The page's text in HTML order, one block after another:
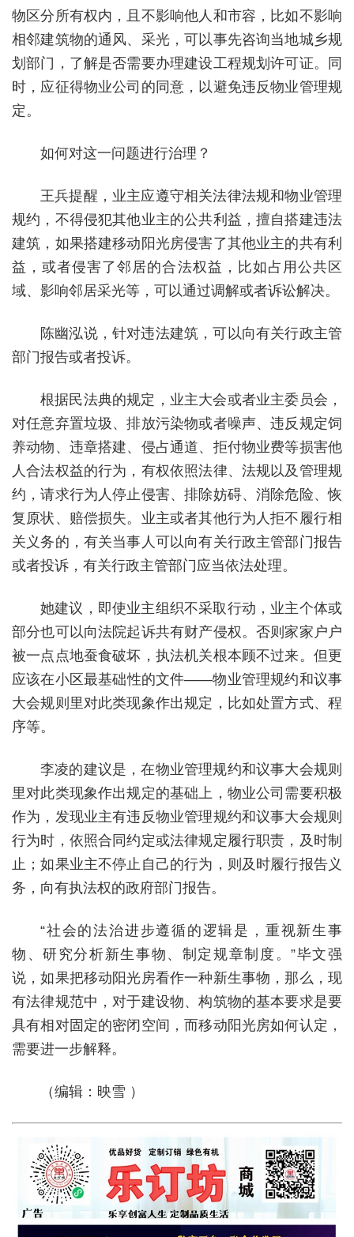
物区分所有权内，且不影响他人和市容，比如不影响
相邻建筑物的通风、采光，可以事先咨询当地城乡规
划部门，了解是否需要办理建设工程规划许可证。同
时，应征得物业公司的同意，以避免违反物业管理规
定。
如何对这一问题进行治理？
王兵提醒，业主应遵守相关法律法规和物业管理
规约，不得侵犯其他业主的公共利益，擅自搭建违法
建筑，如果搭建移动阳光房侵害了其他业主的共有利
益，或者侵害了邻居的合法权益，比如占用公共区
域、影响邻居采光等，可以通过调解或者诉讼解决。
陈幽泓说，针对违法建筑，可以向有关行政主管
部门报告或者投诉。
根据民法典的规定，业主大会或者业主委员会，
对任意弃置垃圾、排放污染物或者噪声、违反规定饲
养动物、违章搭建、侵占通道、拒付物业费等损害他
人合法权益的行为，有权依照法律、法规以及管理规
约，请求行为人停止侵害、排除妨碍、消除危险、恢
复原状、赔偿损失。业主或者其他行为人拒不履行相
关义务的，有关当事人可以向有关行政主管部门报告
或者投诉，有关行政主管部门应当依法处理。
她建议，即使业主组织不采取行动，业主个体或
部分也可以向法院起诉共有财产侵权。否则家家户户
被一点点地蚕食破坏，执法机关根本顾不过来。但更
应该在小区最基础性的文件——物业管理规约和议事
大会规则里对此类现象作出规定，比如处置方式、程
序等。
李凌的建议是，在物业管理规约和议事大会规则
里对此类现象作出规定的基础上，物业公司需要积极
作为，发现业主有违反物业管理规约和议事大会规则
行为时，依照合同约定或法律规定履行职责，及时制
止；如果业主不停止自己的行为，则及时履行报告义
务，向有执法权的政府部门报告。
“社会的法治进步遵循的逻辑是，重视新生事
物、研究分析新生事物、制定规章制度。”毕文强
说，如果把移动阳光房看作一种新生事物，那么，现
有法律规范中，对于建设物、构筑物的基本要求是要
具有相对固定的密闭空间，而移动阳光房如何认定，
需要进一步解释。
（编辑：映雪 ）